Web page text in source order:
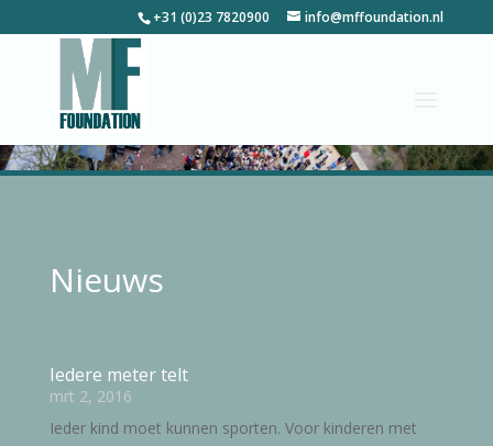
+31 (0)23 7820900 info@mffoundation.nl
Nieuws
Iedere meter telt
mrt 2, 2016
Ieder kind moet kunnen sporten. Voor kinderen met